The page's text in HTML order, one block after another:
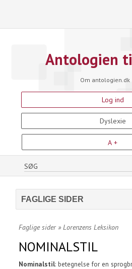
Antologien
Om antologien.dk
Log ind
Dyslexie
A +
FAGLIGE SIDER
Faglige sider»Lorenzens Leksikon
NOMINALSTIL
Nominalstil: betegnelse for en